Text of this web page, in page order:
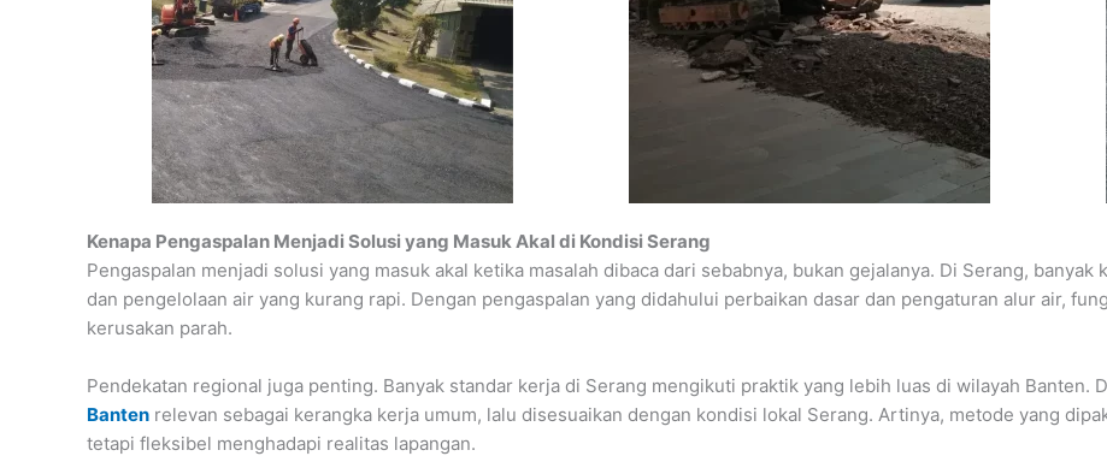
Kenapa Pengaspalan Menjadi Solusi yang Masuk Akal di Kondisi Serang
Pengaspalan menjadi solusi yang masuk akal ketika masalah dibaca dari sebabnya, bukan gejalanya. Di Serang,
dan pengelolaan air yang kurang rapi. Dengan pengaspalan yang didahului perbaikan dasar dan pengaturan alur air,
kerusakan parah.
Pendekatan regional juga penting. Banyak standar kerja di Serang mengikuti praktik yang lebih luas di wilayah Banten.
Banten relevan sebagai kerangka kerja umum, lalu disesuaikan dengan kondisi lokal Serang. Artinya, metode yang
tetapi fleksibel menghadapi realitas lapangan.